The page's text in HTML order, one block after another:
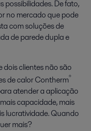
possibilidades. De fato,
no mercado que pode
com soluções de
de parede dupla e
dois clientes não são
de calor Contherm®
atender a aplicação
capacidade, mais
lucratividade. Quando
mais?